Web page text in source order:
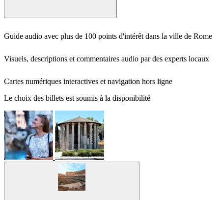
Guide audio avec plus de 100 points d'intérêt dans la ville de Rome
Visuels, descriptions et commentaires audio par des experts locaux
Cartes numériques interactives et navigation hors ligne
Le choix des billets est soumis à la disponibilité